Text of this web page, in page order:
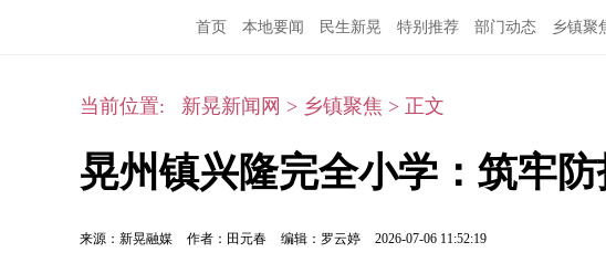
首页 本地要闻 民生新晃 特别推荐 部门动态 乡镇聚
当前位置: 新晃新闻网 > 乡镇聚焦 > 正文
晃州镇兴隆完全小学：筑牢
来源：新晃融媒 作者：田元春 编辑：罗云婷 2026-07-06 11:52:19